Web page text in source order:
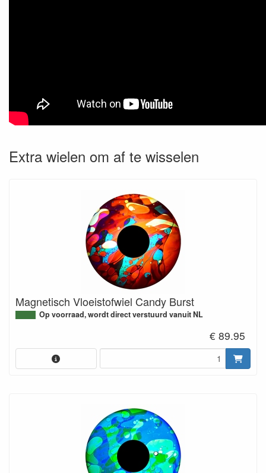
Extra wielen om af te wisselen
Magnetisch Vloeistofwiel Candy Burst
Op voorraad, wordt direct verstuurd vanuit NL
€ 89.95